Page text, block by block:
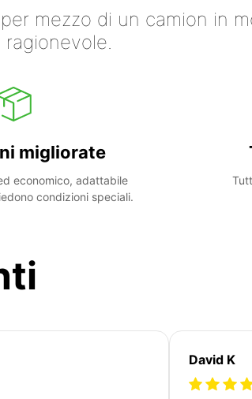
mezzo di un camion in
migliorate
economico, adattabile
condizioni speciali.
David K